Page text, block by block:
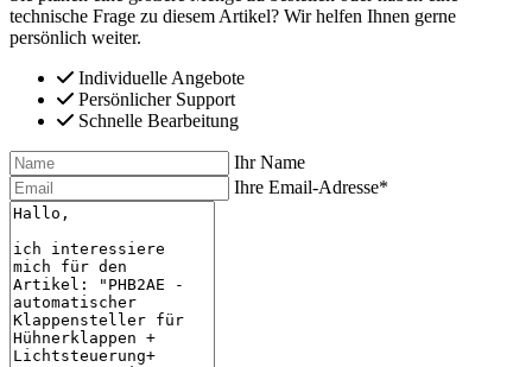
technische Frage zu diesem Artikel? Wir helfen Ihnen gerne
persönlich weiter.
Individuelle Angebote
Persönlicher Support
Schnelle Bearbeitung
Ihr Name
Ihre Email-Adresse*